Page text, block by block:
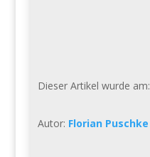
Dieser Artikel wurde am:
Autor: Florian Puschke